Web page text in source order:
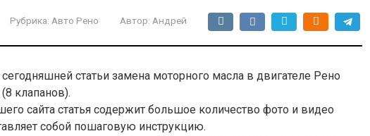
Рубрика: Авто Рено Автор: Андрей
статьи замена моторного масла в двигателе Рено
клапанов).
сайта статья содержит большое количество фото и видео
собой пошаговую инструкцию.